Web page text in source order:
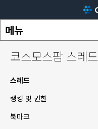
코스모스팜 스레드
스레드
랭킹 및 권한
북마크